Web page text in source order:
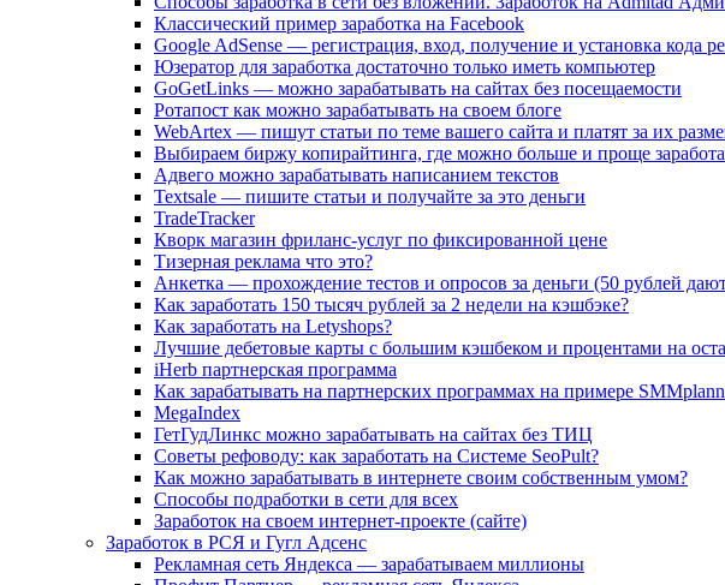
Классический пример заработка на Facebook
Google AdSense — регистрация, вход, получение и установка кода
Юзератор для заработка достаточно только иметь компьютер
GoGetLinks — можно зарабатывать на сайтах без посещаемости
Ротапост как можно зарабатывать на своем блоге
WebArtex — пишут статьи по теме вашего сайта и платят за их
Выбираем биржу копирайтинга, где можно больше и проще
Адвего можно зарабатывать написанием текстов
Textsale — пишите статьи и получайте за это деньги
TradeTracker
Кворк магазин фриланс-услуг по фиксированной цене
Тизерная реклама что это?
Анкетка — прохождение тестов и опросов за деньги (50 рублей
Как заработать 150 тысяч рублей за 2 недели на кэшбэке?
Как заработать на Letyshops?
Лучшие дебетовые карты с большим кэшбеком и процентами на
iHerb партнерская программа
Как зарабатывать на партнерских программах на примере
MegaIndex
ГетГудЛинкс можно зарабатывать на сайтах без ТИЦ
Советы рефоводу: как заработать на Системе SeoPult?
Как можно зарабатывать в интернете своим собственным умом?
Способы подработки в сети для всех
Заработок на своем интернет-проекте (сайте)
Заработок в РСЯ и Гугл Адсенс
Рекламная сеть Яндекса — зарабатываем миллионы